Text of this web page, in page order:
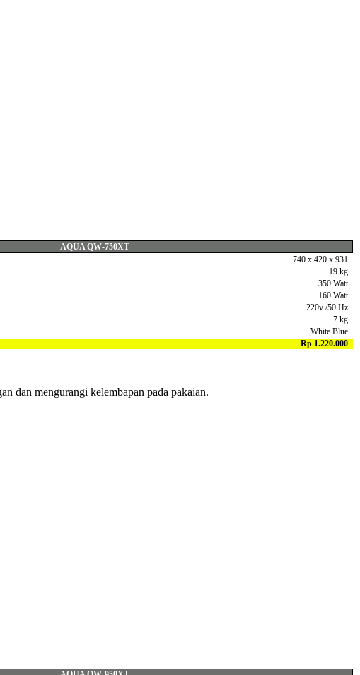
AQUA QW-750XT
740 x 420 x 931
19 kg
350 Watt
160 Watt
220v /50 Hz
7 kg
White Blue
Rp 1.220.000
dan mengurangi kelembapan pada pakaian.